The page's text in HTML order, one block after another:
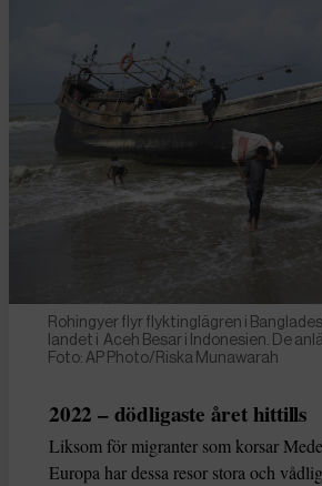
Rohingyer flyr flyktinglägren i
landet i Aceh Besar i Indonesien. De
Foto: AP Photo/Riska Munawarah
2022 – dödligaste året hittills
Liksom för migranter som korsar
Europa har dessa resor stora och